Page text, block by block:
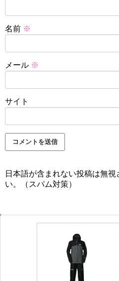
名前 ※
メール ※
サイト
日本語が含まれない投稿は無
い。（スパム対策）